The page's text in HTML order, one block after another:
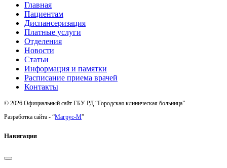
Главная
Пациентам
Диспансеризация
Платные услуги
Отделения
Новости
Статьи
Информация и памятки
Расписание приема врачей
Контакты
© 2026 Официальный сайт ГБУ РД “Городская клиническая больница”
Разработка сайта - “Магрус-М”
Навигация